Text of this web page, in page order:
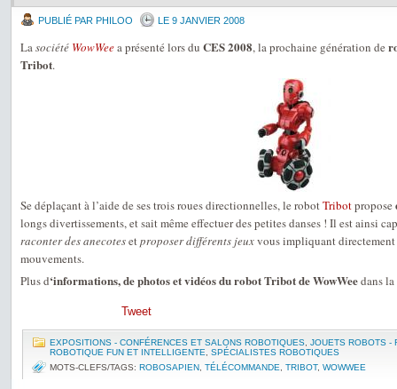
PUBLIÉ PAR PHILOO LE 9 JANVIER 2008
Lasociété WowWeea présenté lors du CES 2008, la prochaine génération de
Tribot.
Se déplaçant à l’aide de ses trois roues directionnelles, le robotTribotpropose
longs divertissements, et sait même effectuer des petites danses ! Il est ainsi
raconter des anecotesetproposer différents jeuxvous impliquant
mouvements.
Plus d‘informations, de photos et vidéos du robot Tribot de WowWeedans
Tweet
EXPOSITIONS - CONFÉRENCES ET SALONS ROBOTIQUES JOUETS ROBOTS -
ROBOTIQUE FUN ET INTELLIGENTE
SPÉCIALISTES ROBOTIQUES
MOTS-CLEFS/TAGS: ROBOSAPIEN TÉLÉCOMMANDE TRIBOT, WOWWEE